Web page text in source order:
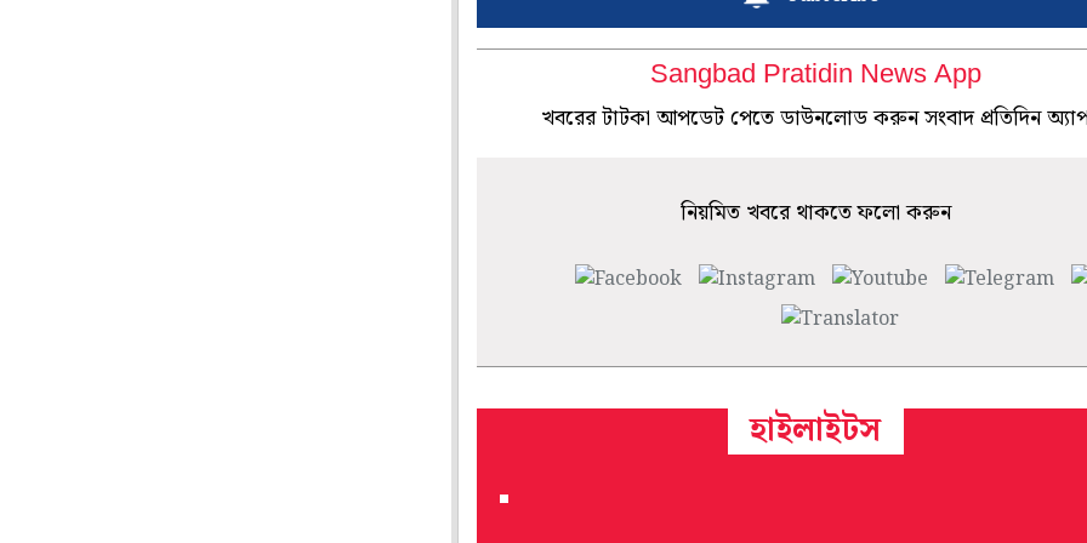
Sangbad Pratidin News App
খবরের টাটকা আপডেট পেতে ডাউনলোড করুন সংবাদ প্রতিদিন
নিয়মিত খবরে থাকতে ফলো করুন
হাইলাইটস